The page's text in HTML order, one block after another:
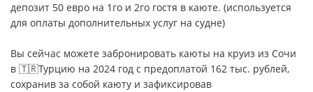
депозит 50 евро на 1го и 2го гостя в каюте. (используется
для оплаты дополнительных услуг на судне)
Вы сейчас можете забронировать каюты на круиз из Сочи
в 🇹🇷Турцию на 2024 год с предоплатой 162 тыс. рублей,
сохранив за собой каюту и зафиксировав